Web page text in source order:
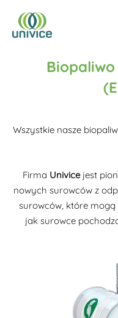
Wszystkie nasze
Firma Univicejest
nowych surowców z
surowców, które
jak surowce